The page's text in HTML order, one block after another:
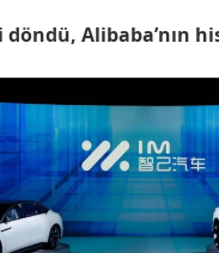
döndü, Alibaba’nın